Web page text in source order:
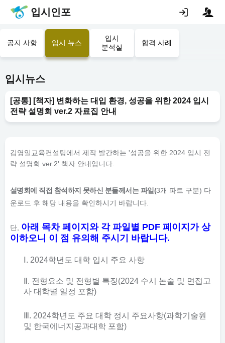
입시인포
공지 사항 입시 뉴스
입시
분석실
합격 사례
입시뉴스
[공통] [책자] 변화하는 대입 환경, 성공을 위한 2024 입시
전략 설명회 ver.2 자료집 안내
김영일교육컨설팅에서 제작 발간하는 '성공을 위한 2024 입시 전
략 설명회 ver.2' 책자 안내입니다.
설명회에 직접 참석하지 못하신 분들께서는 파일(3개 파트 구분) 다
운로드 후 해당 내용을 확인하시기 바랍니다.
단, 아래 목차 페이지와 각 파일별 PDF 페이지가 상
이하오니 이 점 유의해 주시기 바랍니다.
. 2024학년도 대학 입시 주요 사항
. 전형요소 및 전형별 특징(2024 수시 논술 및 면접고
사 대학별 일정 포함)
. 2024학년도 주요 대학 정시 주요사항(과학기술원
및 한국에너지공과대학 포함)